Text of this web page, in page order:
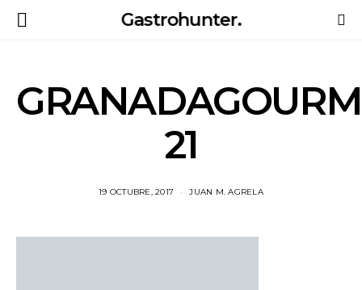
Gastrohunter.
21
19 OCTUBRE, 2017 JUAN M. AGRELA